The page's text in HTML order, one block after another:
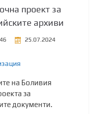
проект за
архиви
25.07.2024
на Боливия
за
документи.